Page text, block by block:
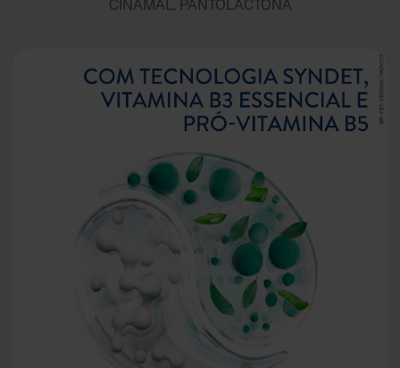
CINAMAL, PANTOLACTONA